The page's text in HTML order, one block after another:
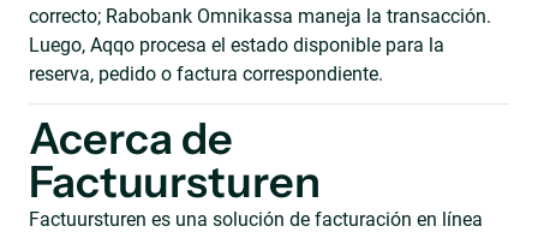
correcto; Rabobank Omnikassa maneja la transacción.
Luego, Aqqo procesa el estado disponible para la
reserva, pedido o factura correspondiente.
Acerca de
Factuursturen
Factuursturen es una solución de facturación en línea